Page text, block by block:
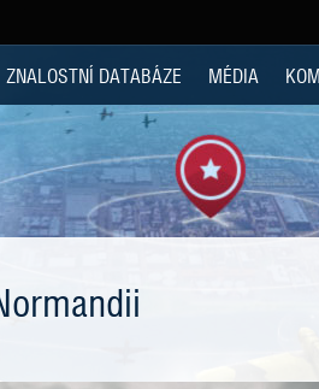
ZNALOSTNÍ DATABÁZE MÉDIA